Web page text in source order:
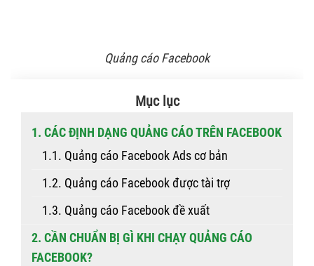
Quảng cáo Facebook
Mục lục
1. CÁC ĐỊNH DẠNG QUẢNG CÁO TRÊN FACEBOOK
1.1. Quảng cáo Facebook Ads cơ bản
1.2. Quảng cáo Facebook được tài trợ
1.3. Quảng cáo Facebook đề xuất
2. CẦN CHUẨN BỊ GÌ KHI CHẠY QUẢNG CÁO
FACEBOOK?